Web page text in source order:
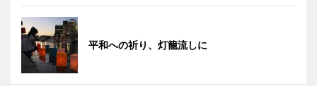
平和への祈り、灯籠流しに